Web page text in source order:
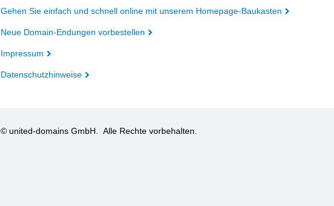
Gehen Sie einfach und schnell online mit unserem Homepage-Baukasten
Neue Domain-Endungen vorbestellen
Impressum
Datenschutzhinweise
© united-domains GmbH. Alle Rechte vorbehalten.